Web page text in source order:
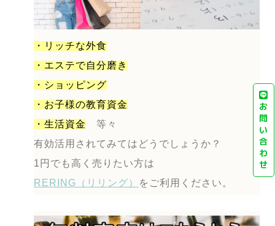
・リッチな外食
・エステで自分磨き
・ショッピング
・お子様の教育資金
・生活資金
等々
有効活用されてみてはどうでしょうか？
1円でも高く売りたい方は
RERING（リリング）
をご利用ください。
お
問
い
合
わ
せ